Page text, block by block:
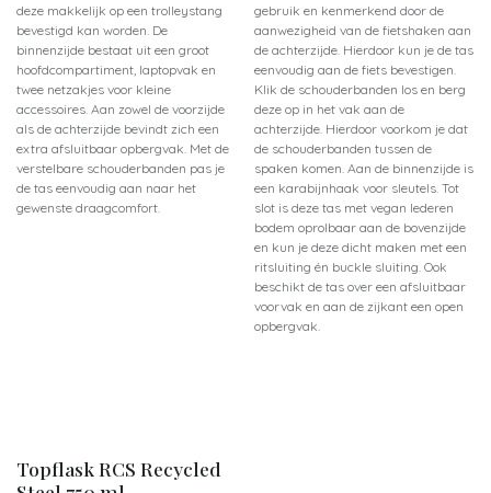
deze makkelijk op een trolleystang
bevestigd kan worden. De
binnenzijde bestaat uit een groot
hoofdcompartiment, laptopvak en
twee netzakjes voor kleine
accessoires. Aan zowel de voorzijde
als de achterzijde bevindt zich een
extra afsluitbaar opbergvak. Met de
verstelbare schouderbanden pas je
de tas eenvoudig aan naar het
gewenste draagcomfort.
gebruik en kenmerkend door de
aanwezigheid van de fietshaken aan
de achterzijde. Hierdoor kun je de tas
eenvoudig aan de fiets bevestigen.
Klik de schouderbanden los en berg
deze op in het vak aan de
achterzijde. Hierdoor voorkom je dat
de schouderbanden tussen de
spaken komen. Aan de binnenzijde is
een karabijnhaak voor sleutels. Tot
slot is deze tas met vegan lederen
bodem oprolbaar aan de bovenzijde
en kun je deze dicht maken met een
ritsluiting én buckle sluiting. Ook
beschikt de tas over een afsluitbaar
voorvak en aan de zijkant een open
opbergvak.
Topflask RCS Recycled